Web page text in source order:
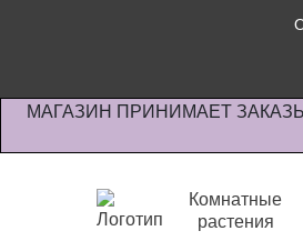
МАГАЗИН ПРИНИМАЕТ
Комнатные
растения